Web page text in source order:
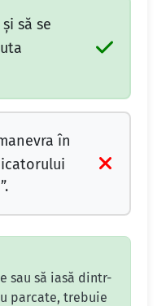
să se
în
sau să iasă dintr-
parcate, trebuie